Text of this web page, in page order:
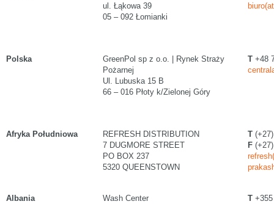
ul. Łąkowa 39
05 – 092 Łomianki
Polska
GreenPol sp z o.o. | Rynek Straży
Pożarnej
Ul. Lubuska 15 B
66 – 016 Płoty k/Zielonej Góry
T +48
Afryka Południowa
REFRESH DISTRIBUTION
7 DUGMORE STREET
PO BOX 237
5320 QUEENSTOWN
T
F
Albania
Wash Center
T